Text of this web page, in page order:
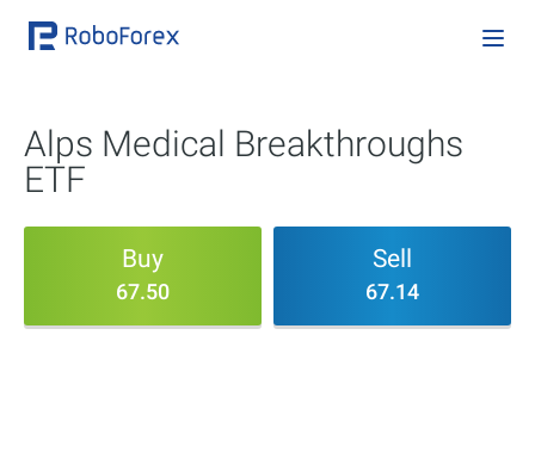
Alps Medical Breakthroughs
ETF
Buy
67.50
Sell
67.14